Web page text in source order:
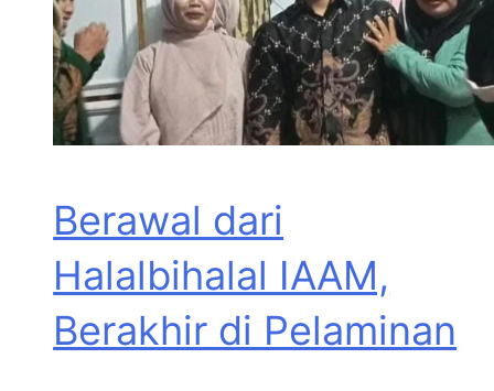
Berawal dari
Halalbihalal IAAM,
Berakhir di Pelaminan